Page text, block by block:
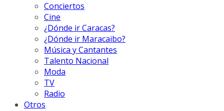
Conciertos
Cine
¿Dónde ir Caracas?
¿Dónde ir Maracaibo?
Música y Cantantes
Talento Nacional
Moda
TV
Radio
Otros